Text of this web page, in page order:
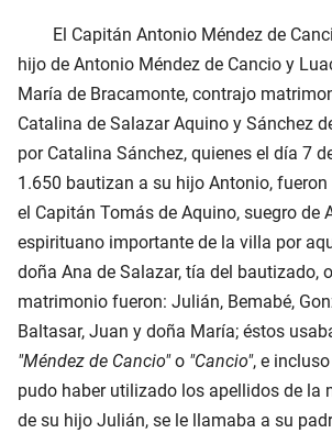
El Capitán Antonio Méndez de
hijo de Antonio Méndez de Cancio y
María de Bracamonte, contrajo
Catalina de Salazar Aquino y Sánchez
por Catalina Sánchez, quienes el día 7
1.650 bautizan a su hijo Antonio, fueron
el Capitán Tomás de Aquino, suegro de
espirituano importante de la villa por
doña Ana de Salazar, tía del bautizado,
matrimonio fueron: Julián, Bemabé,
Baltasar, Juan y doña María; éstos
"Méndez de Cancio"o "Cancio", e
pudo haber utilizado los apellidos de la
de su hijo Julián, se le llamaba a su